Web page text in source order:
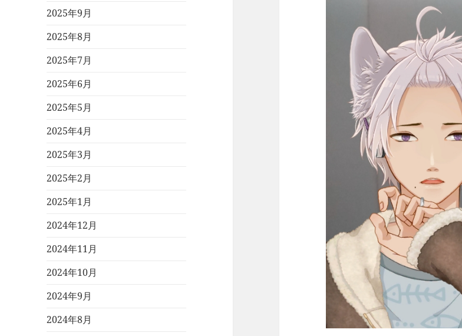
2025年9月
2025年8月
2025年7月
2025年6月
2025年5月
2025年4月
2025年3月
2025年2月
2025年1月
2024年12月
2024年11月
2024年10月
2024年9月
2024年8月